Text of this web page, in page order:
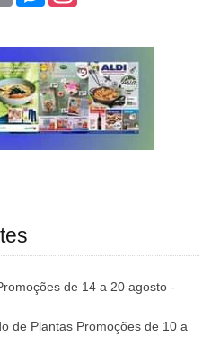
de 14 a 20 agosto -
de Plantas Promoções de 10 a